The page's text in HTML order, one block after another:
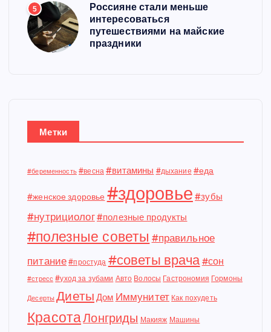
5
Россияне стали меньше
интересоваться
путешествиями на майские
праздники
Метки
#беременность #весна #витамины #дыхание #еда
#женское здоровье #здоровье #зубы
#нутрициолог#полезные продукты
#полезные советы #правильное
питание #простуда #советы врача#сон
#стресс #уход за зубами Авто Волосы Гастрономия Гормоны
Десерты Диеты Дом Иммунитет Как похудеть
КрасотаЛонгриды Макияж Машины